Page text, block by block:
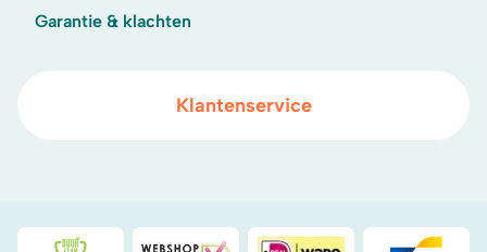
Garantie & klachten
Klantenservice